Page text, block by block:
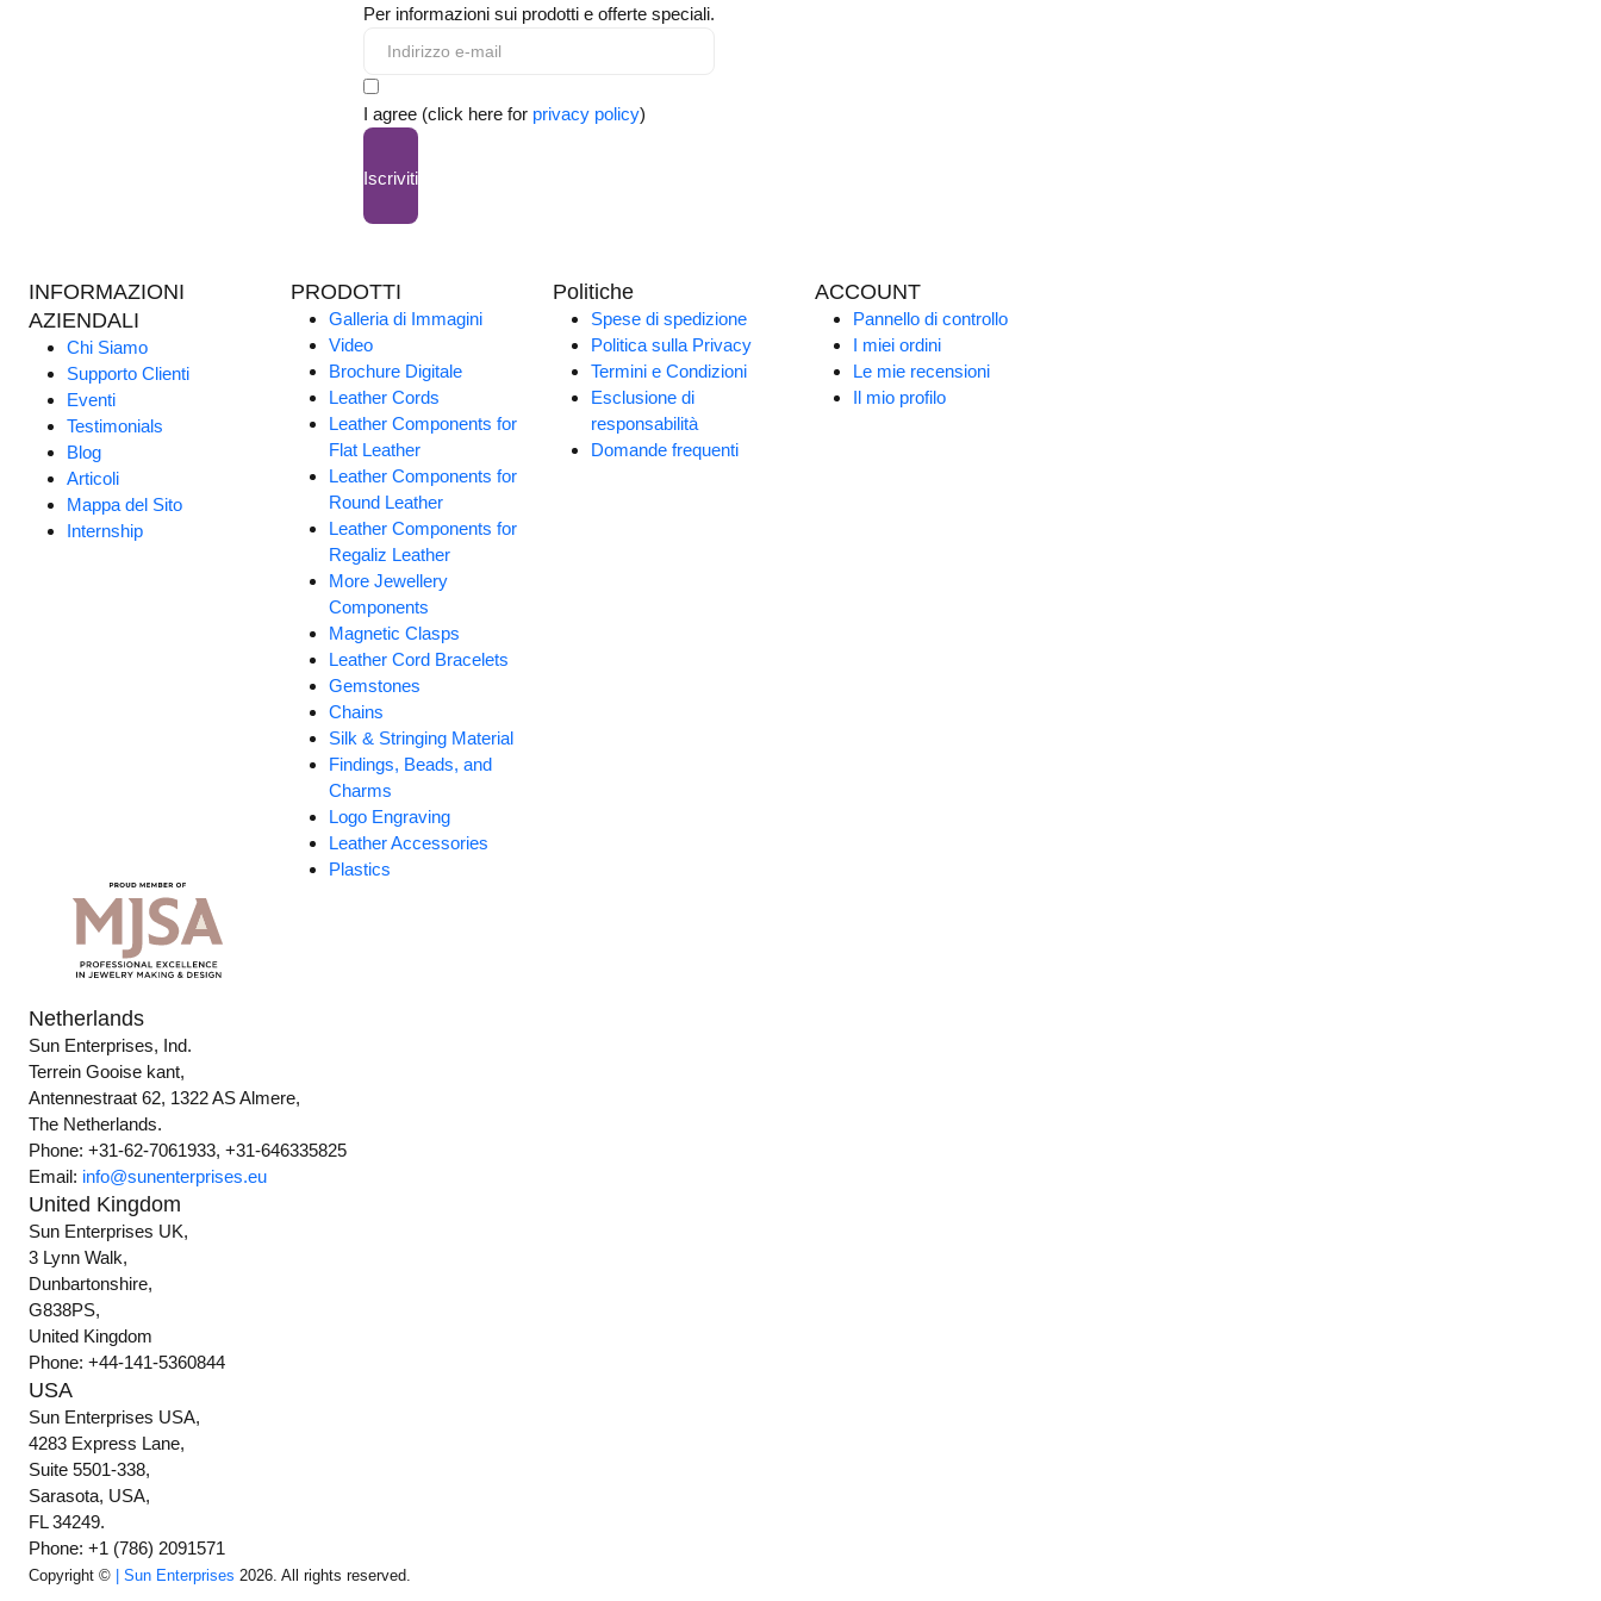
Per informazioni sui prodotti e offerte speciali.
I agree (click here for privacy policy)
Iscriviti
INFORMAZIONI
AZIENDALI
Chi Siamo
Supporto Clienti
Eventi
Testimonials
Blog
Articoli
Mappa del Sito
Internship
PRODOTTI
Galleria di Immagini
Video
Brochure Digitale
Leather Cords
Leather Components for
Flat Leather
Leather Components for
Round Leather
Leather Components for
Regaliz Leather
More Jewellery
Components
Magnetic Clasps
Leather Cord Bracelets
Gemstones
Chains
Silk & Stringing Material
Findings, Beads, and
Charms
Logo Engraving
Leather Accessories
Plastics
Politiche
Spese di spedizione
Politica sulla Privacy
Termini e Condizioni
Esclusione di
responsabilità
Domande frequenti
ACCOUNT
Pannello di controllo
I miei ordini
Le mie recensioni
Il mio profilo
Netherlands
Sun Enterprises, Ind.
Terrein Gooise kant,
Antennestraat 62, 1322 AS Almere,
The Netherlands.
Phone: +31-62-7061933, +31-646335825
Email: info@sunenterprises.eu
United Kingdom
Sun Enterprises UK,
3 Lynn Walk,
Dunbartonshire,
G838PS,
United Kingdom
Phone: +44-141-5360844
USA
Sun Enterprises USA,
4283 Express Lane,
Suite 5501-338,
Sarasota, USA,
FL 34249.
Phone: +1 (786) 2091571
Copyright © | Sun Enterprises 2026. All rights reserved.